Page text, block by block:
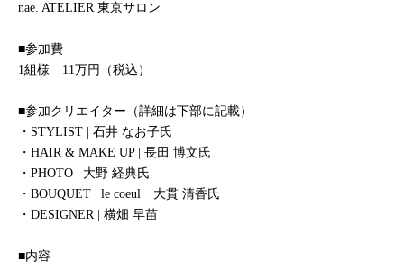
nae. ATELIER 東京サロン
■参加費
1組様 11万円（税込）
■参加クリエイター（詳細は下部に記載）
・STYLIST | 石井 なお子氏
・HAIR & MAKE UP | 長田 博文氏
・PHOTO | 大野 経典氏
・BOUQUET | le coeul 大貫 清香氏
・DESIGNER | 横畑 早苗
■内容